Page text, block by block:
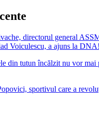
directorul general
Voiculescu, a ajuns la DNA!
din tutun încălzit nu vor mai
sportivul care a